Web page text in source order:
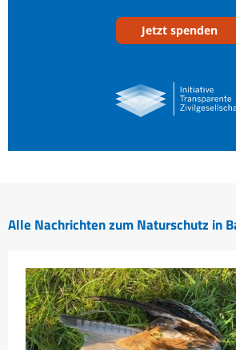
Jetzt spenden
Alle Nachrichten zum Naturschutz in